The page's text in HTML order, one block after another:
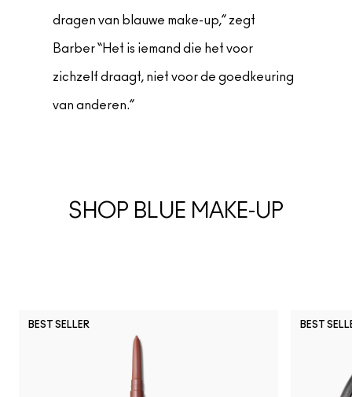
dragen van blauwe make-up,” zegt
Barber “Het is iemand die het voor
zichzelf draagt, niet voor de goedkeuring
van anderen.”
SHOP BLUE MAKE-UP
BEST SELLER BEST